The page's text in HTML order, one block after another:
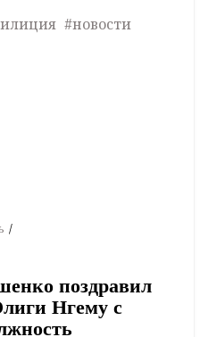
#новости
поздравил
Нгему с